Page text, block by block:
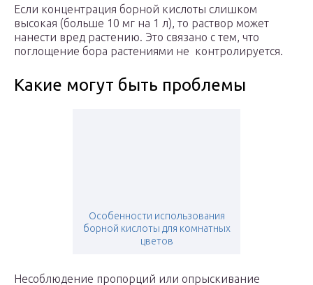
Если концентрация борной кислоты слишком
высокая (больше 10 мг на 1 л), то раствор может
нанести вред растению. Это связано с тем, что
поглощение бора растениями не контролируется.
Какие могут быть проблемы
Особенности использования
борной кислоты для комнатных
цветов
Несоблюдение пропорций или опрыскивание